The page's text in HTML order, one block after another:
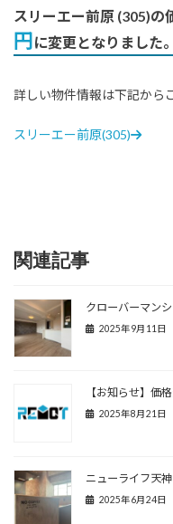
スリーエー前原 (305)の
円に変更となりました。
詳しい物件情報は下記から
スリーエー前原(305)
関連記事
クローバーマン
2025年9月11日
【お知らせ】価
2025年8月21日
ニューライフ天神
2025年6月24日